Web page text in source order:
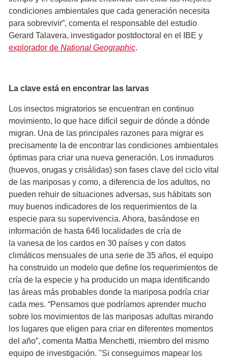
condiciones ambientales que cada generación necesita
para sobrevivir”, comenta el responsable del estudio
Gerard Talavera, investigador postdoctoral en el IBE y
explorador de National Geographic.
La clave está en encontrar las larvas
Los insectos migratorios se encuentran en continuo
movimiento, lo que hace difícil seguir de dónde a dónde
migran. Una de las principales razones para migrar es
precisamente la de encontrar las condiciones ambientales
óptimas para criar una nueva generación. Los inmaduros
(huevos, orugas y crisálidas) son fases clave del ciclo vital
de las mariposas y como, a diferencia de los adultos, no
pueden rehuir de situaciones adversas, sus hábitats son
muy buenos indicadores de los requerimientos de la
especie para su supervivencia. Ahora, basándose en
información de hasta 646 localidades de cría de
la vanesa de los cardos en 30 países y con datos
climáticos mensuales de una serie de 35 años, el equipo
ha construido un modelo que define los requerimientos de
cría de la especie y ha producido un mapa identificando
las áreas más probables donde la mariposa podría criar
cada mes. “Pensamos que podríamos aprender mucho
sobre los movimientos de las mariposas adultas mirando
los lugares que eligen para criar en diferentes momentos
del año”, comenta Mattia Menchetti, miembro del mismo
equipo de investigación. "Si conseguimos mapear los